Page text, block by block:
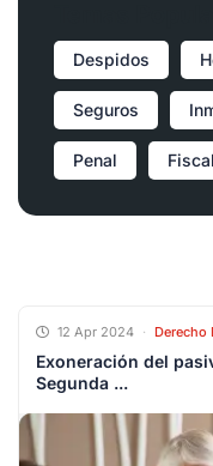
Despidos
Seguros
Penal Fiscal
12 Apr 2024 · Derecho
Exoneración del
Segunda ...